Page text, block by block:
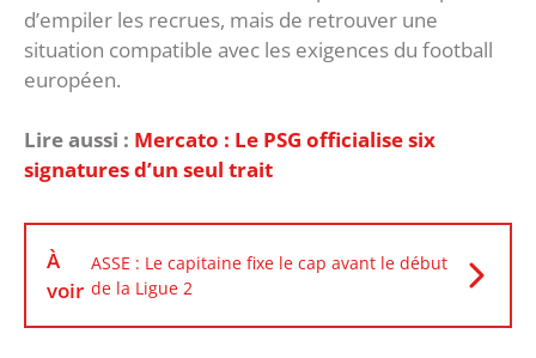
d’empiler les recrues, mais de retrouver une
situation compatible avec les exigences du football
européen.
Lire aussi : Mercato : Le PSG officialise six
signatures d’un seul trait
À
voir
ASSE : Le capitaine fixe le cap avant le début
de la Ligue 2